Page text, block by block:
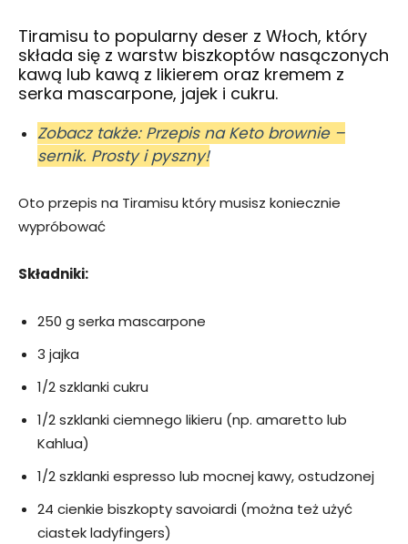
Tiramisu to popularny deser z Włoch, który
składa się z warstw biszkoptów nasączonych
kawą lub kawą z likierem oraz kremem z
serka mascarpone, jajek i cukru.
Zobacz także: Przepis na Keto brownie –
sernik. Prosty i pyszny!
Oto przepis na Tiramisu który musisz koniecznie
wypróbować
Składniki:
250 g serka mascarpone
3 jajka
1/2 szklanki cukru
1/2 szklanki ciemnego likieru (np. amaretto lub
Kahlua)
1/2 szklanki espresso lub mocnej kawy, ostudzonej
24 cienkie biszkopty savoiardi (można też użyć
ciastek ladyfingers)